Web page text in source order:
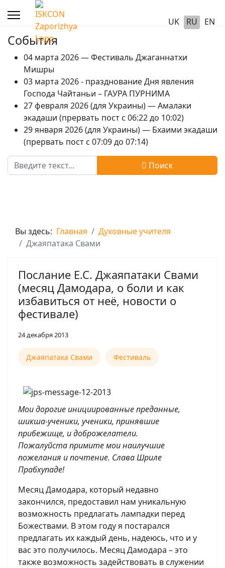
UK RU EN
События
04 марта 2026 — Фестиваль Джаганнатхи
Мишры
03 марта 2026 - празднование Дня явления
Господа Чайтаньи – ГАУРА ПУРНИМА
27 февраля 2026 (для Украины) — Амалаки
экадаши (прервать пост с 06:22 до 10:02)
29 января 2026 (для Украины) — Бхаими экадаши
(прервать пост с 07:09 до 07:14)
Поиск
Поиск
Вы здесь: Главная
Духовные учителя
Джаяпатака Свами
Послание Е.С. Джаяпатаки Свами
(месяц Дамодара, о боли и как
избавиться от неё, новости о
фестивале)
24 декабря 2013
Джаяпатака Свами Фестиваль
Мои дорогие инициированные преданные,
шикша-ученики, ученики, принявшие
прибежище, и доброжелатели.
Пожалуйста примите мои наилучшие
пожелания и почтение. Слава Шриле
Прабхупаде!
Месяц Дамодара, который недавно
закончился, предоставил нам уникальную
возможность предлагать лампадки перед
Божествами. В этом году я постарался
предлагать их каждый день, надеюсь, что и у
вас это получилось. Месяц Дамодара – это
также возможность задействовать в служении